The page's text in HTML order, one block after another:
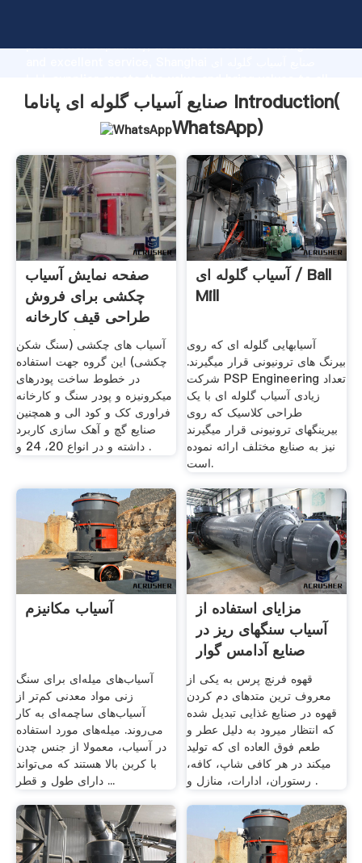
production capability, advanced research strength
of customers.
صنایع آسیاب گلوله ای پاناما Introduction(
WhatsApp)
صفحه نمایش آسیاب
چکشی برای فروش
طراحی قیف کارخانه
سنگ شکن
آسیاب های چکشی (سنگ شکن
چکشی) این گروه جهت استفاده
در خطوط ساخت پودرهای
میکرونیزه و پودر سنگ و کارخانه
فراوری کک و کود الی و همچنین
صنایع گچ و آهک سازی کاربرد
داشته و در انواع 20، 24 و .
آسیاب گلوله ای / Ball
Mill
آسیابهایی گلوله ای که روی
بیرنگ های ترونیونی قرار میگیرند.
شرکت PSP Engineering تعداد
زیادی آسیاب گلوله ای با یک
طراحی کلاسیک که روی
بیرینگهای ترونیونی قرار میگیرند
نیز به صنایع مختلف ارائه نموده
است.
آسیاب مکانیزم
آسیاب‌های میله‌ای برای سنگ
زنی مواد معدنی کم‌تر از
آسیاب‌های ساچمه‌ای به کار
می‌روند. میله‌های مورد استفاده
در آسیاب، معمولا از جنس چدن
با کربن بالا هستند که می‌تواند
دارای طول و قطر ...
مزایای استفاده از
آسیاب سنگهای ریز در
صنایع آدامس گوار
قهوه فرنچ پرس به یکی از
معروف ترین متدهای دم کردن
قهوه در صنایع غذایی تبدیل شده
که انتظار میرود به دلیل عطر و
طعم فوق العاده ای که تولید
میکند در هر کافی شاپ، کافه،
رستوران، ادارات، منازل و .